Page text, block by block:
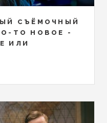
СЪЁМОЧНЫЙ
ТО НОВОЕ -
ИЛИ